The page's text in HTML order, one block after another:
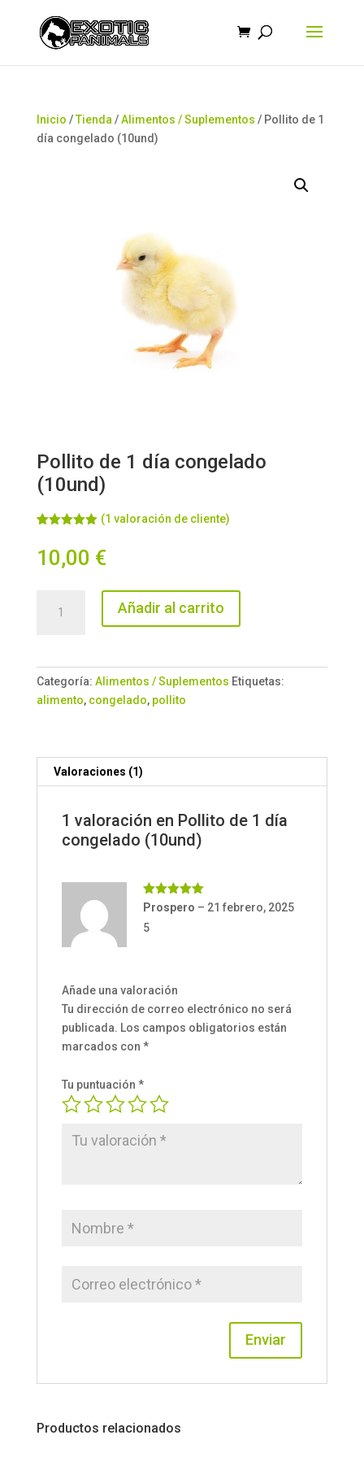
Inicio /Tienda /Alimentos / Suplementos / Pollito de 1
día congelado (10und)
Pollito de 1 día congelado
(10und)
con
5.00
de
5 en base
valoración
(1 valoración de cliente)
10,00 €
(10und)
Añadir al carrito
Categoría: Alimentos / Suplementos Etiquetas:
alimento, congelado, pollito
Valoraciones (1)
1 valoración en Pollito de 1 día
congelado (10und)
Valorado
de 5
Prospero – 21 febrero, 2025
5
Añade una valoración
Tu dirección de correo electrónico no será
publicada. Los campos obligatorios están
marcados con *
Tu puntuación *
Productos relacionados